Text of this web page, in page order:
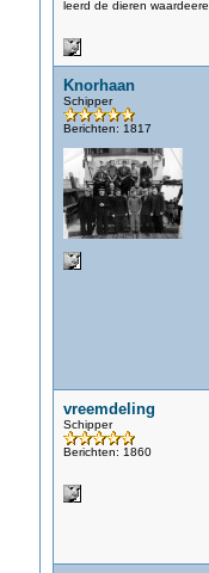
leerd de dieren waardeere
Knorhaan
Schipper
Berichten: 1817
vreemdeling
Schipper
Berichten: 1860